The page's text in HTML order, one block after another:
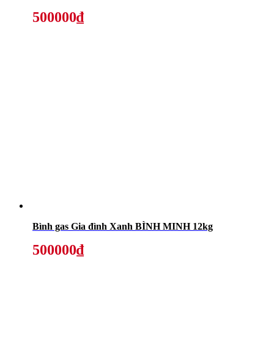
500000₫
Bình gas Gia đình Xanh BÌNH MINH 12kg
500000₫